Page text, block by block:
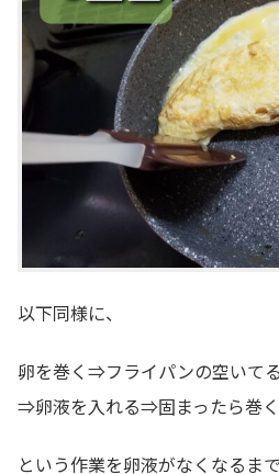
以下同様に、
卵を巻く⇒フライパンの空いて
⇒卵液を入れる⇒固まったら巻く
という作業を卵液がなくなるま